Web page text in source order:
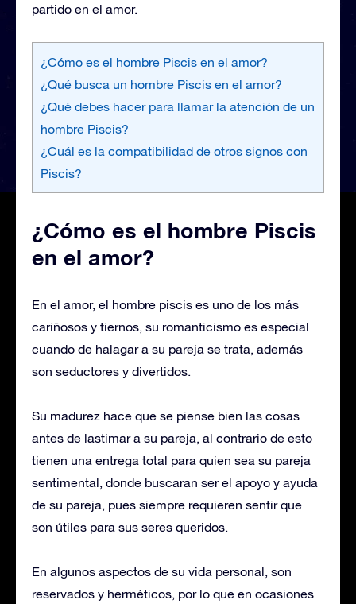
partido en el amor.
¿Cómo es el hombre Piscis en el amor?
¿Qué busca un hombre Piscis en el amor?
¿Qué debes hacer para llamar la atención de un
hombre Piscis?
¿Cuál es la compatibilidad de otros signos con
Piscis?
¿Cómo es el hombre Piscis
en el amor?
En el amor, el hombre piscis es uno de los más
cariñosos y tiernos, su romanticismo es especial
cuando de halagar a su pareja se trata, además
son seductores y divertidos.
Su madurez hace que se piense bien las cosas
antes de lastimar a su pareja, al contrario de esto
tienen una entrega total para quien sea su pareja
sentimental, donde buscaran ser el apoyo y ayuda
de su pareja, pues siempre requieren sentir que
son útiles para sus seres queridos.
En algunos aspectos de su vida personal, son
reservados y herméticos, por lo que en ocasiones